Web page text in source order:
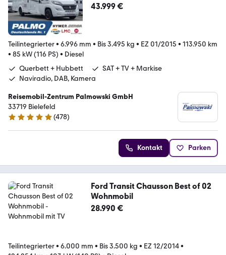
43.999 €
Teilintegrierter• 6.996 mm • Bis 3.495 kg • EZ 01/2015 • 113.950 km
• 85 kW (116 PS) • Diesel
Querbett + Hubbett
SAT + TV + Markise
Naviradio, DAB, Kamera
Reisemobil-Zentrum Palmowski GmbH
33719 Bielefeld
4.8 Sterne
(478)
Kontakt Parken
Ford Transit Chausson Best of 02
Wohnmobil
28.990 €
Teilintegrierter• 6.000 mm • Bis 3.500 kg • EZ 12/2014•